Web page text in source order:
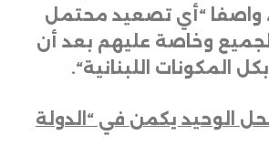
واصفا “أي تصعيد محتمل
الجميع وخاصة عليهم بعد أن
المكونات اللبنانية“.
الوحيد يكمن في “الدولة